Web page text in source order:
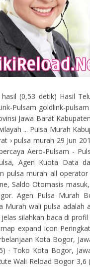
hasil (0,53 detik) Hasil
Pulsam goldlink-
Jawa Barat
... Pulsa Murah
› pulsa murah 29 Jun
Aero-Pulsam -
Agen Kuota Data
pulsa murah all
Saldo Otomasis
Agen Pulsa Murah
Murah wali pulsa
silahkan baca di
expand icon
Kota Bogor,
· Toko Kota Bogor,
Wali Reload Bogor 3,6